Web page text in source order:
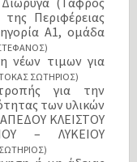
Περιφέρειας
Α1, ομάδα
νέων τιμων για
ΣΩΤΗΡΙΟΣ)
για την
των υλικών
ΚΛΕΙΣΤΟΥ
– ΛΥΚΕΙΟΥ